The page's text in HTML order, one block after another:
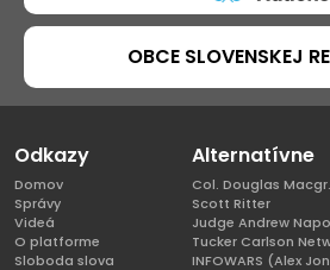
OBCE SLOVENSKEJ
Odkazy
Domov
Správy
Videá
O platforme
Sloboda slova
Alternatívne
Col.
Scott Ritter